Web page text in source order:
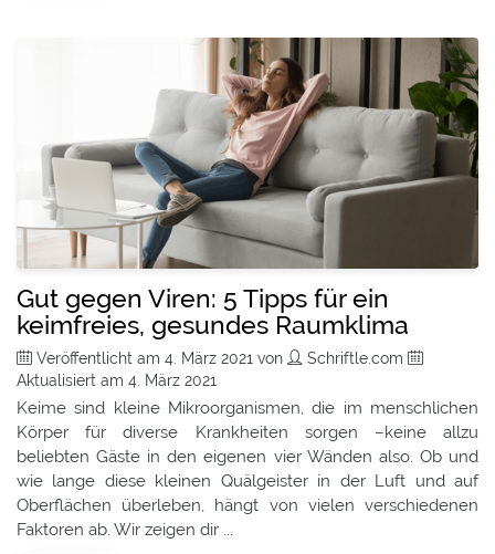
Gut gegen Viren: 5 Tipps für ein
keimfreies, gesundes Raumklima
Veröffentlicht am 4. März 2021 von
Schriftle.com
Aktualisiert am 4. März 2021
Keime sind kleine Mikroorganismen, die im menschlichen
Körper für diverse Krankheiten sorgen –keine allzu
beliebten Gäste in den eigenen vier Wänden also. Ob und
wie lange diese kleinen Quälgeister in der Luft und auf
Oberflächen überleben, hängt von vielen verschiedenen
Faktoren ab. Wir zeigen dir ...